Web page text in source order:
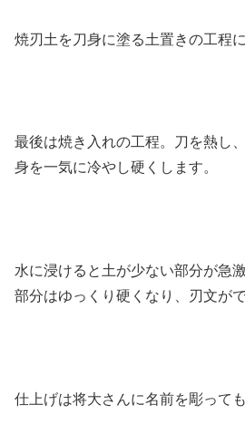
焼刃土を刀身に塗る土置きの工程
最後は焼き入れの工程。刀を熱し
身を一気に冷やし硬くします。
水に浸けると土が少ない部分が急
部分はゆっくり硬くなり、刃文が
仕上げは将大さんに名前を彫って